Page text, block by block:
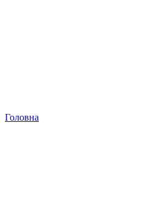
Головна